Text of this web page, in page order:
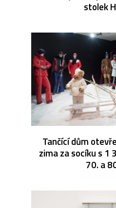
stolek
Tančící dům
zima za socíku s 1
70. a